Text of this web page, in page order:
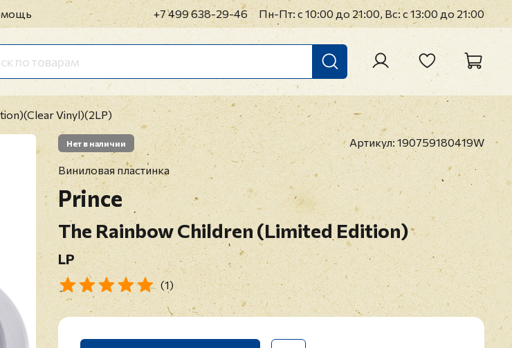
+7 499 638-29-46 Пн-Пт: с 10:00 до 21:00, Вс: с 13:00 до 21:00
Vinyl)(2LP)
Нет в наличии Артикул: 190759180419W
Виниловая пластинка
Prince
The Rainbow Children (Limited Edition)
LP
(1)